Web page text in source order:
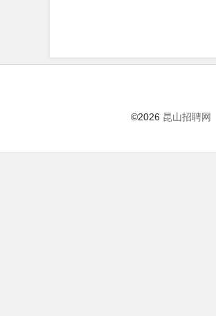
©2026 昆山招聘网